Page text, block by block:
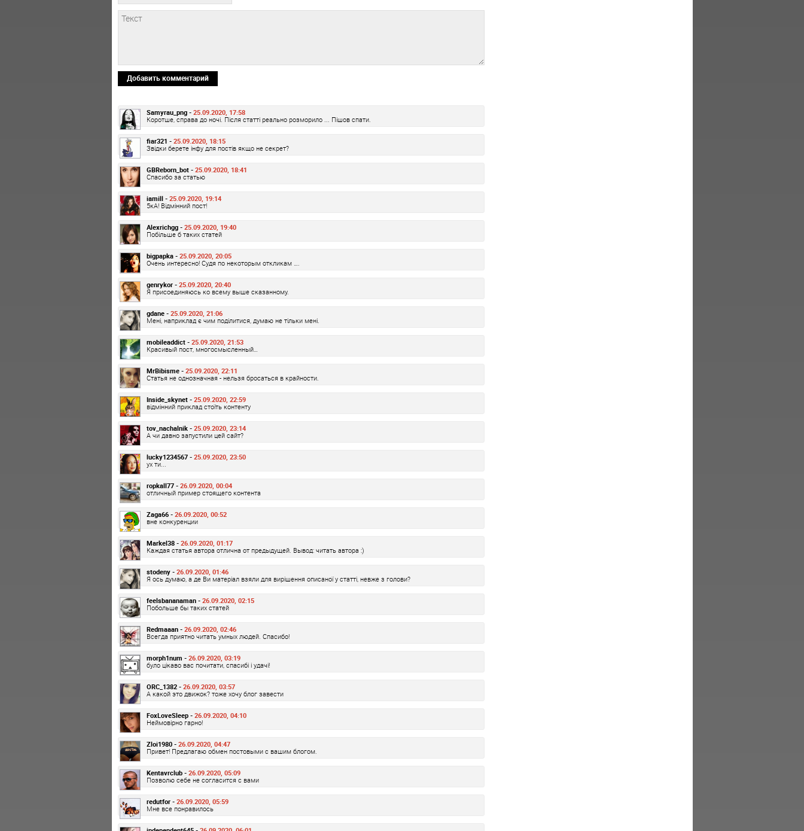
Добавить комментарий
Samyrau_png - 25.09.2020, 17:58
Коротше, справа до ночі. Після статті реально розморило ... Пішов спати.
fiar321 - 25.09.2020, 18:15
Звідки берете інфу для постів якщо не секрет?
GBReborn_bot - 25.09.2020, 18:41
Спасибо за статью
iamill - 25.09.2020, 19:14
5кА! Відмінний пост!
Alexrichgg - 25.09.2020, 19:40
Побільше б таких статей
bigpapka - 25.09.2020, 20:05
Очень интересно! Судя по некоторым откликам ….
genrykor - 25.09.2020, 20:40
Я присоединяюсь ко всему выше сказанному.
gdane - 25.09.2020, 21:06
Мені, наприклад є чим поділитися, думаю не тільки мені.
mobileaddict - 25.09.2020, 21:53
Красивый пост, многосмысленный…
MrBibisme - 25.09.2020, 22:11
Статья не однозначная - нельзя бросаться в крайности.
Inside_skynet - 25.09.2020, 22:59
відмінний приклад стоїть контенту
tov_nachalnik - 25.09.2020, 23:14
А чи давно запустили цей сайт?
lucky1234567 - 25.09.2020, 23:50
ух ти...
ropkall77 - 26.09.2020, 00:04
отличный пример стоящего контента
Zaga66 - 26.09.2020, 00:52
вне конкуренции
Markel38 - 26.09.2020, 01:17
Каждая статья автора отлична от предыдущей. Вывод: читать автора :)
stodeny - 26.09.2020, 01:46
Я ось думаю, а де Ви матеріал взяли для вирішення описаної у статті, невже з голови?
feelsbananaman - 26.09.2020, 02:15
Побольше бы таких статей
Redmaaan - 26.09.2020, 02:46
Всегда приятно читать умных людей. Спасибо!
morph1num - 26.09.2020, 03:19
було цікаво вас почитати, спасибі і удачі!
ORC_1382 - 26.09.2020, 03:57
А какой это движок? тоже хочу блог завести
FoxLoveSleep - 26.09.2020, 04:10
Неймовірно гарно!
Zloi1980 - 26.09.2020, 04:47
Привет! Предлагаю обмен постовыми с вашим блогом.
Kentavrclub - 26.09.2020, 05:09
Позволю себе не согласится с вами
redutfor - 26.09.2020, 05:59
Мне все понравилось